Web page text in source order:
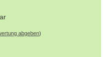
abgeben)